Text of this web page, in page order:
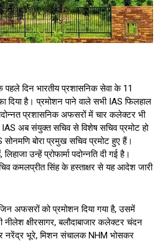
पहले दिन भारतीय प्रशासनिक सेवा के 11
दिया है। प्रमोशन पाने वाले सभी IAS फिलहाल
प्रशासनिक अफसरों में चार कलेक्टर भी
अब संयुक्त सचिव से विशेष सचिव प्रमोट हो
बोरा प्रमुख सचिव प्रमोट हुए हैं।
उन्हें प्रोफार्मा पदोन्नति दी गई है।
कमलप्रीत सिंह के हस्ताक्षर से यह आदेश जारी
जिन अफसरों को प्रमोशन दिया गया है, उसमें
नीलेश क्षीरसागर, बलौदाबाजार कलेक्टर चंदन
नरेंद्र भूरे, मिशन संचालक NHM भोसकर